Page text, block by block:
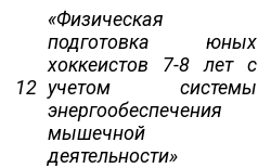
12
«Физическая
подготовка юных
хоккеистов 7-8 лет с
учетом системы
энергообеспечения
мышечной
деятельности»